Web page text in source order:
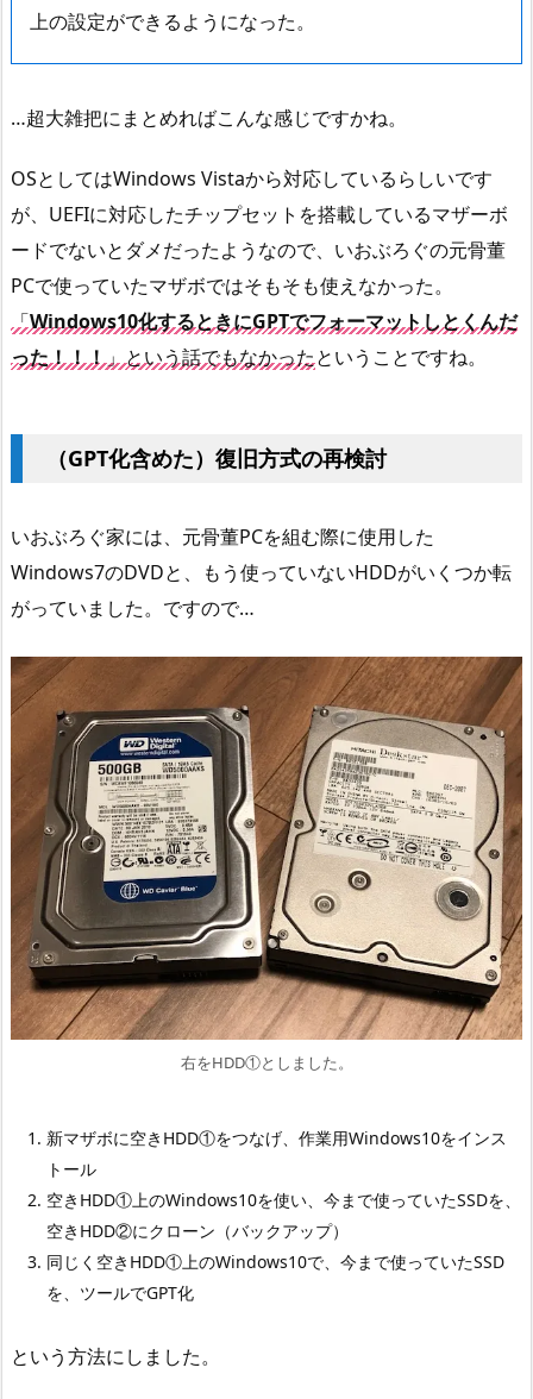
上の設定ができるようになった。
…超大雑把にまとめればこんな感じですかね。
OSとしてはWindows Vistaから対応しているらしいです
が、UEFIに対応したチップセットを搭載しているマザーボ
ードでないとダメだったようなので、いおぶろぐの元骨董
PCで使っていたマザボではそもそも使えなかった。
「Windows10化するときにGPTでフォーマットしとくんだ
った！！！」という話でもなかったということですね。
（GPT化含めた）復旧方式の再検討
いおぶろぐ家には、元骨董PCを組む際に使用した
Windows7のDVDと、もう使っていないHDDがいくつか転
がっていました。ですので…
右をHDD①としました。
新マザボに空きHDD①をつなげ、作業用Windows10をインス
トール
空きHDD①上のWindows10を使い、今まで使っていたSSDを、
空きHDD②にクローン（バックアップ）
同じく空きHDD①上のWindows10で、今まで使っていたSSD
を、ツールでGPT化
という方法にしました。